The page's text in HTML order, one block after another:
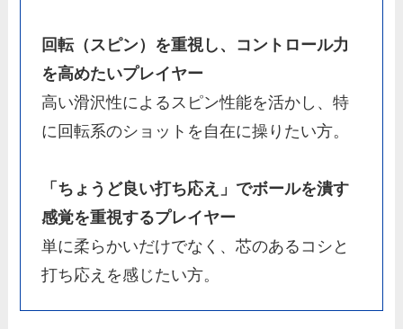
回転（スピン）を重視し、コントロール力
を高めたいプレイヤー
高い滑沢性によるスピン性能を活かし、特
に回転系のショットを自在に操りたい方。
「ちょうど良い打ち応え」でボールを潰す
感覚を重視するプレイヤー
単に柔らかいだけでなく、芯のあるコシと
打ち応えを感じたい方。